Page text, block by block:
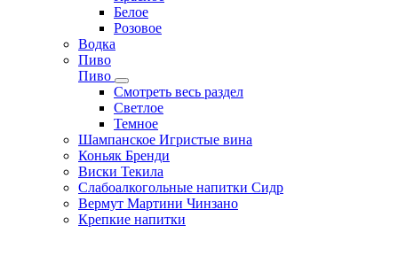
Белое
Розовое
Водка
Пиво
Пиво
Смотреть весь раздел
Cветлое
Темное
Шампанское Игристые вина
Коньяк Бренди
Виски Текила
Слабоалкогольные напитки Сидр
Вермут Мартини Чинзано
Крепкие напитки